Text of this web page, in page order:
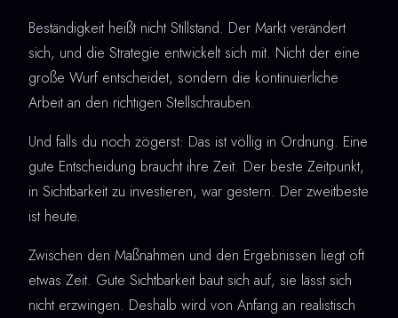
Beständigkeit heißt nicht Stillstand. Der Markt verändert
sich, und die Strategie entwickelt sich mit. Nicht der eine
große Wurf entscheidet, sondern die kontinuierliche
Arbeit an den richtigen Stellschrauben.
Und falls du noch zögerst: Das ist völlig in Ordnung. Eine
gute Entscheidung braucht ihre Zeit. Der beste Zeitpunkt,
in Sichtbarkeit zu investieren, war gestern. Der zweitbeste
ist heute.
Zwischen den Maßnahmen und den Ergebnissen liegt oft
etwas Zeit. Gute Sichtbarkeit baut sich auf, sie lässt sich
nicht erzwingen. Deshalb wird von Anfang an realistisch